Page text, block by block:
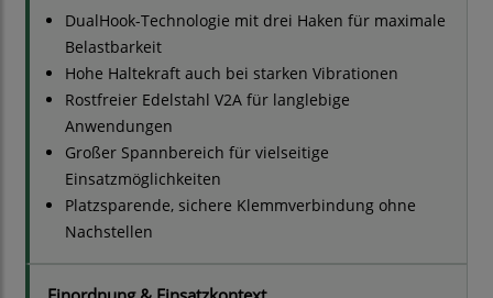
DualHook-Technologie mit drei Haken für maximale
Belastbarkeit
Hohe Haltekraft auch bei starken Vibrationen
Rostfreier Edelstahl V2A für langlebige
Anwendungen
Großer Spannbereich für vielseitige
Einsatzmöglichkeiten
Platzsparende, sichere Klemmverbindung ohne
Nachstellen